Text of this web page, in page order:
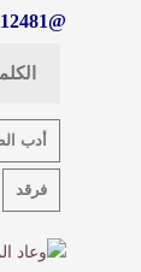
@Drkhale04112481
أدب
فرقد